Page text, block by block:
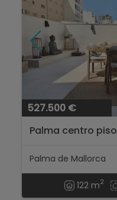
527.500 €
Palma centro
Palma de Mallorca
122 m2